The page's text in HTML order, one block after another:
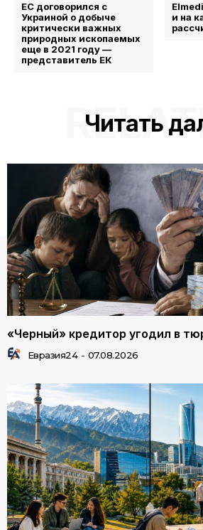
ЕС договорился с
Украиной о добыче
критически важных
природных ископаемых
еще в 2021 году —
представитель ЕК
и на
Читать
«Черный» кредитор угодил в
Евразия24 - 07.08.2026